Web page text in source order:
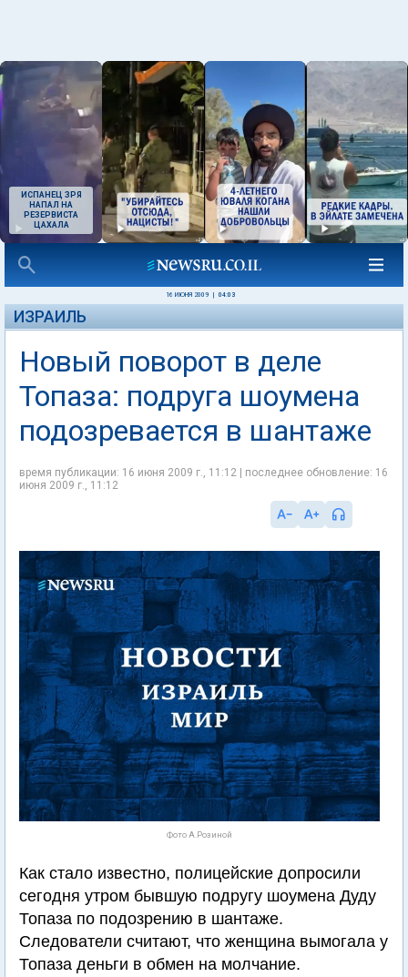
ИСПАНЕЦ ЗРЯ
НАПАЛ НА
РЕЗЕРВИСТА
ЦАХАЛА
16 ИЮНЯ 2009 04:03
ИЗРАИЛЬ
Новый поворот в деле
Топаза: подруга шоумена
подозревается в шантаже
время публикации: 16 июня 2009 г., 11:12 | последнее обновление: 16
июня 2009 г., 11:12
Фото А.Розиной
Как стало известно, полицейские допросили
сегодня утром бывшую подругу шоумена Дуду
Топаза по подозрению в шантаже.
Следователи считают, что женщина вымогала у
Топаза деньги в обмен на молчание.